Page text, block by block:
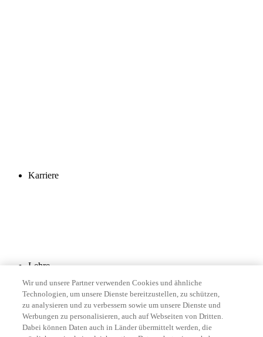
Karriere
Lehre
Wir und unsere Partner verwenden Cookies und ähnliche
Technologien, um unsere Dienste bereitzustellen, zu schützen,
zu analysieren und zu verbessern sowie um unsere Dienste und
Werbungen zu personalisieren, auch auf Webseiten von Dritten.
Dabei können Daten auch in Länder übermittelt werden, die